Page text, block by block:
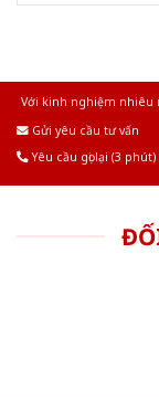
Với kinh nghiệm nhiêu
Gửi yêu cầu tư vấn
Yêu cầu gọi lại (3 phút)